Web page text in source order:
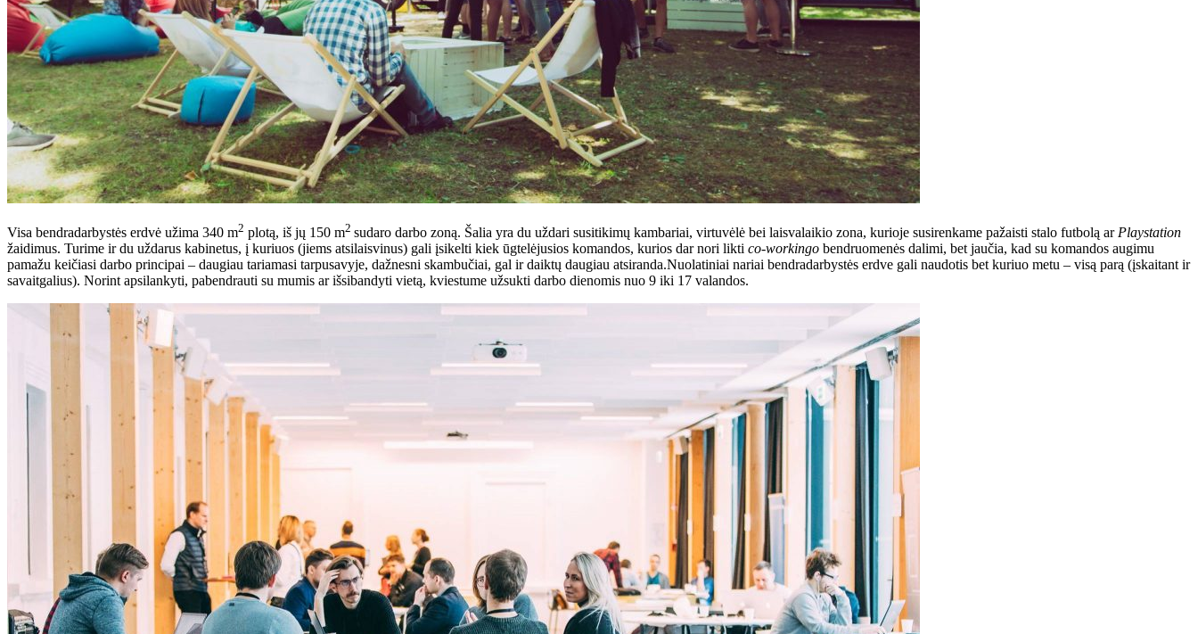
Visa bendradarbystės erdvė užima 340 m2 plotą, iš jų 150 m2 sudaro darbo zoną. Šalia yra du uždari susitikimų kambariai, virtuvėlė bei laisvalaikio zona, kurioje susirenkame pažaisti stalo futbolą arPlaystation
žaidimus. Turime ir du uždarus kabinetus, į kuriuos (jiems atsilaisvinus) gali įsikelti kiek ūgtelėjusios komandos, kurios dar nori likti co-workingo bendruomenės dalimi, bet jaučia, kad su komandos augimu
pamažu keičiasi darbo principai – daugiau tariamasi tarpusavyje, dažnesni skambučiai, gal ir daiktų daugiau atsiranda.Nuolatiniai nariai bendradarbystės erdve gali naudotis bet kuriuo metu – visą parą (įskaitant ir
savaitgalius). Norint apsilankyti, pabendrauti su mumis ar išsibandyti vietą, kviestume užsukti darbo dienomis nuo 9 iki 17 valandos.